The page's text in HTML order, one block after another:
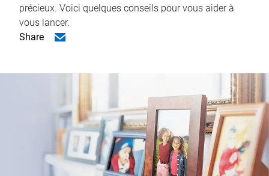
précieux. Voici quelques conseils pour vous aider à
vous lancer.
Share